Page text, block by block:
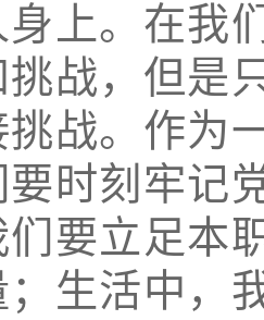
上。在我
挑战，但是
战。作为
要时刻牢记
要立足本
；生活中，